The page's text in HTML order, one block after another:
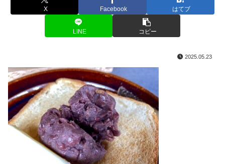
X Facebook はてブ
LINE コピー
2025.05.23